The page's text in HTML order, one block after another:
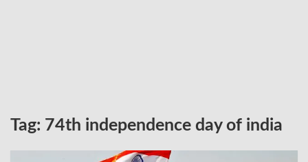
Tag: 74th independence day of india